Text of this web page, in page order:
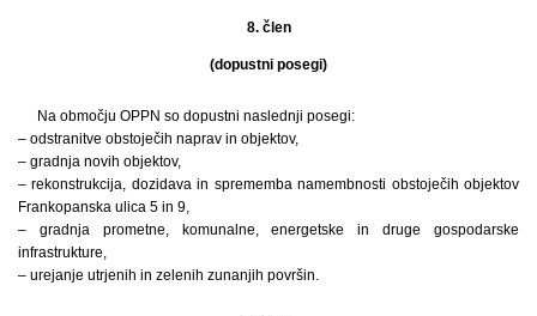
8. člen
(dopustni posegi)
Na območju OPPN so dopustni naslednji posegi:
– odstranitve obstoječih naprav in objektov,
– gradnja novih objektov,
– rekonstrukcija, dozidava in sprememba namembnosti obstoječih objektov
Frankopanska ulica 5 in 9,
– gradnja prometne, komunalne, energetske in druge gospodarske
infrastrukture,
– urejanje utrjenih in zelenih zunanjih površin.